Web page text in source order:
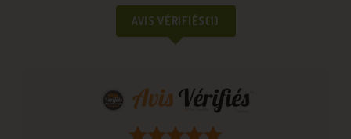
AVIS VÉRIFIÉS(1)